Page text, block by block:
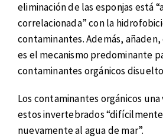
eliminación de las esponjas está
correlacionada” con la
contaminantes. Además,
es el mecanismo predominante
contaminantes orgánicos
Los contaminantes orgánicos
estos invertebrados
nuevamente al agua de mar”.